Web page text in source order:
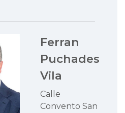
Ferran
Puchades
Vila
Calle
Convento San